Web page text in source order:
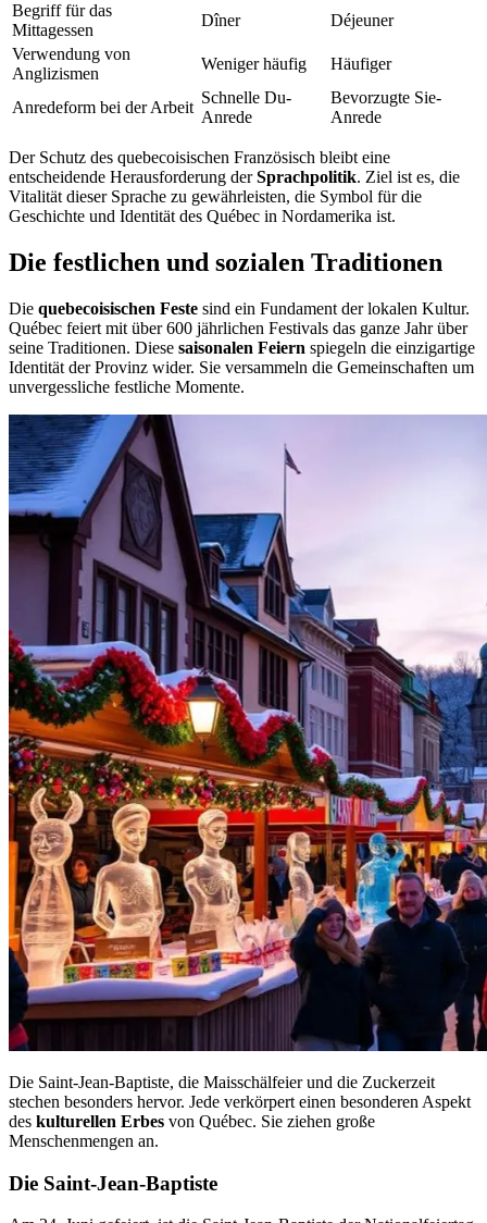
Begriff für das
Mittagessen
Dîner
Déjeuner
Verwendung von
Anglizismen
Weniger häufig Häufiger
Anredeform bei der Arbeit
Schnelle Du-
Anrede
Bevorzugte Sie-
Anrede
Der Schutz des quebecoisischen Französisch bleibt eine
entscheidende Herausforderung derSprachpolitik. Ziel ist es, die
Vitalität dieser Sprache zu gewährleisten, die Symbol für die
Geschichte und Identität des Québec in Nordamerika ist.
Die festlichen und sozialen Traditionen
Die quebecoisischen Feste sind ein Fundament der lokalen Kultur.
Québec feiert mit über 600 jährlichen Festivals das ganze Jahr über
seine Traditionen. Diese saisonalen Feiern spiegeln die einzigartige
Identität der Provinz wider. Sie versammeln die Gemeinschaften um
unvergessliche festliche Momente.
Die Saint-Jean-Baptiste, die Maisschälfeier und die Zuckerzeit
stechen besonders hervor. Jede verkörpert einen besonderen Aspekt
des kulturellen Erbes von Québec. Sie ziehen große
Menschenmengen an.
Die Saint-Jean-Baptiste